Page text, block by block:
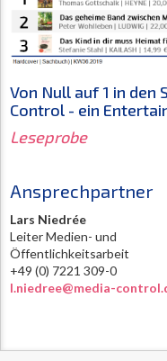
Von Null auf 1 in den
Control - ein
Leseprobe
Ansprechpartner
Lars Niedrée
Leiter Medien- und
Öffentlichkeitsarbeit
+49 (0) 7221 309-0
l.niedree@media-